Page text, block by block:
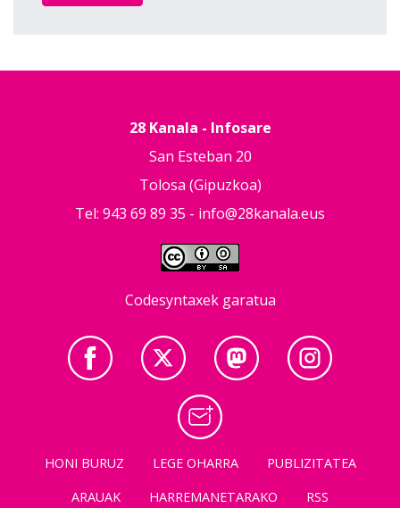
28 Kanala - Infosare
San Esteban 20
Tolosa (Gipuzkoa)
Tel: 943 69 89 35 - info@28kanala.eus
Codesyntaxek garatua
HONI BURUZ LEGE OHARRA
PUBLIZITATEA
ARAUAK
HARREMANETARAKO RSS